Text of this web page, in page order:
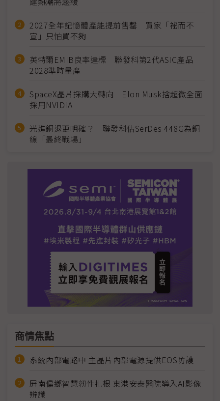
2027全年記憶體產能提前售罄 買家「祕而不
宣」只怕買不夠
英特爾EMIB良率達標 聯發科第2代ASIC產品
2028準時量產
SpaceX晶片採購大轉向 Elon Musk捨超微全面
採用NVIDIA
光進銅退更明確？ 聯發科估SerDes 448G為銅
線「最終戰場」
商情焦點
系統內部電路中 主晶片內部電源提供EOS防護
屏南偏鄉智慧韌性扎根 東港安泰醫院導入AI影像
辨識